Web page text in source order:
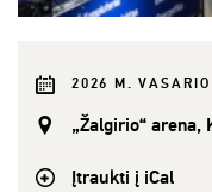
2026 M.
„Žalgirio“ arena,
Įtraukti į iCal